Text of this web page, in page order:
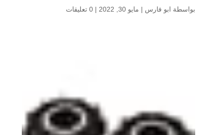
بواسطة ابو فارس | مايو 30, 2022 | 0 تعليقات